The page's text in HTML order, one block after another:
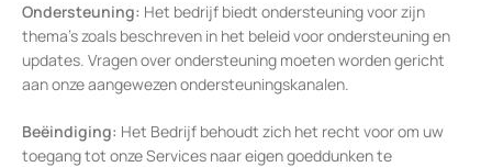
Ondersteuning: Het bedrijf biedt ondersteuning voor zijn
thema’s zoals beschreven in het beleid voor ondersteuning en
updates. Vragen over ondersteuning moeten worden gericht
aan onze aangewezen ondersteuningskanalen.
Beëindiging: Het Bedrijf behoudt zich het recht voor om uw
toegang tot onze Services naar eigen goeddunken te